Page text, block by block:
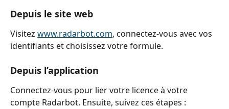
Depuis le site web
Visitez www.radarbot.com, connectez-vous avec vos
identifiants et choisissez votre formule.
Depuis l’application
Connectez-vous pour lier votre licence à votre
compte Radarbot. Ensuite, suivez ces étapes :